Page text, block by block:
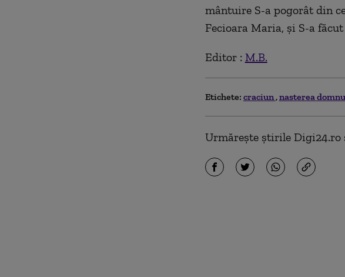
mântuire S-a pogorât din
Fecioara Maria, şi S-a
Editor : M.B.
Etichete: craciun nasterea
Urmărește știrile Digi24.ro